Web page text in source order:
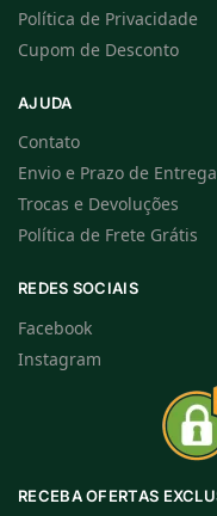
Política de Privacidade
Cupom de Desconto
AJUDA
Contato
Envio e Prazo de Entrega
Trocas e Devoluções
Política de Frete Grátis
REDES SOCIAIS
Facebook
Instagram
RECEBA OFERTAS